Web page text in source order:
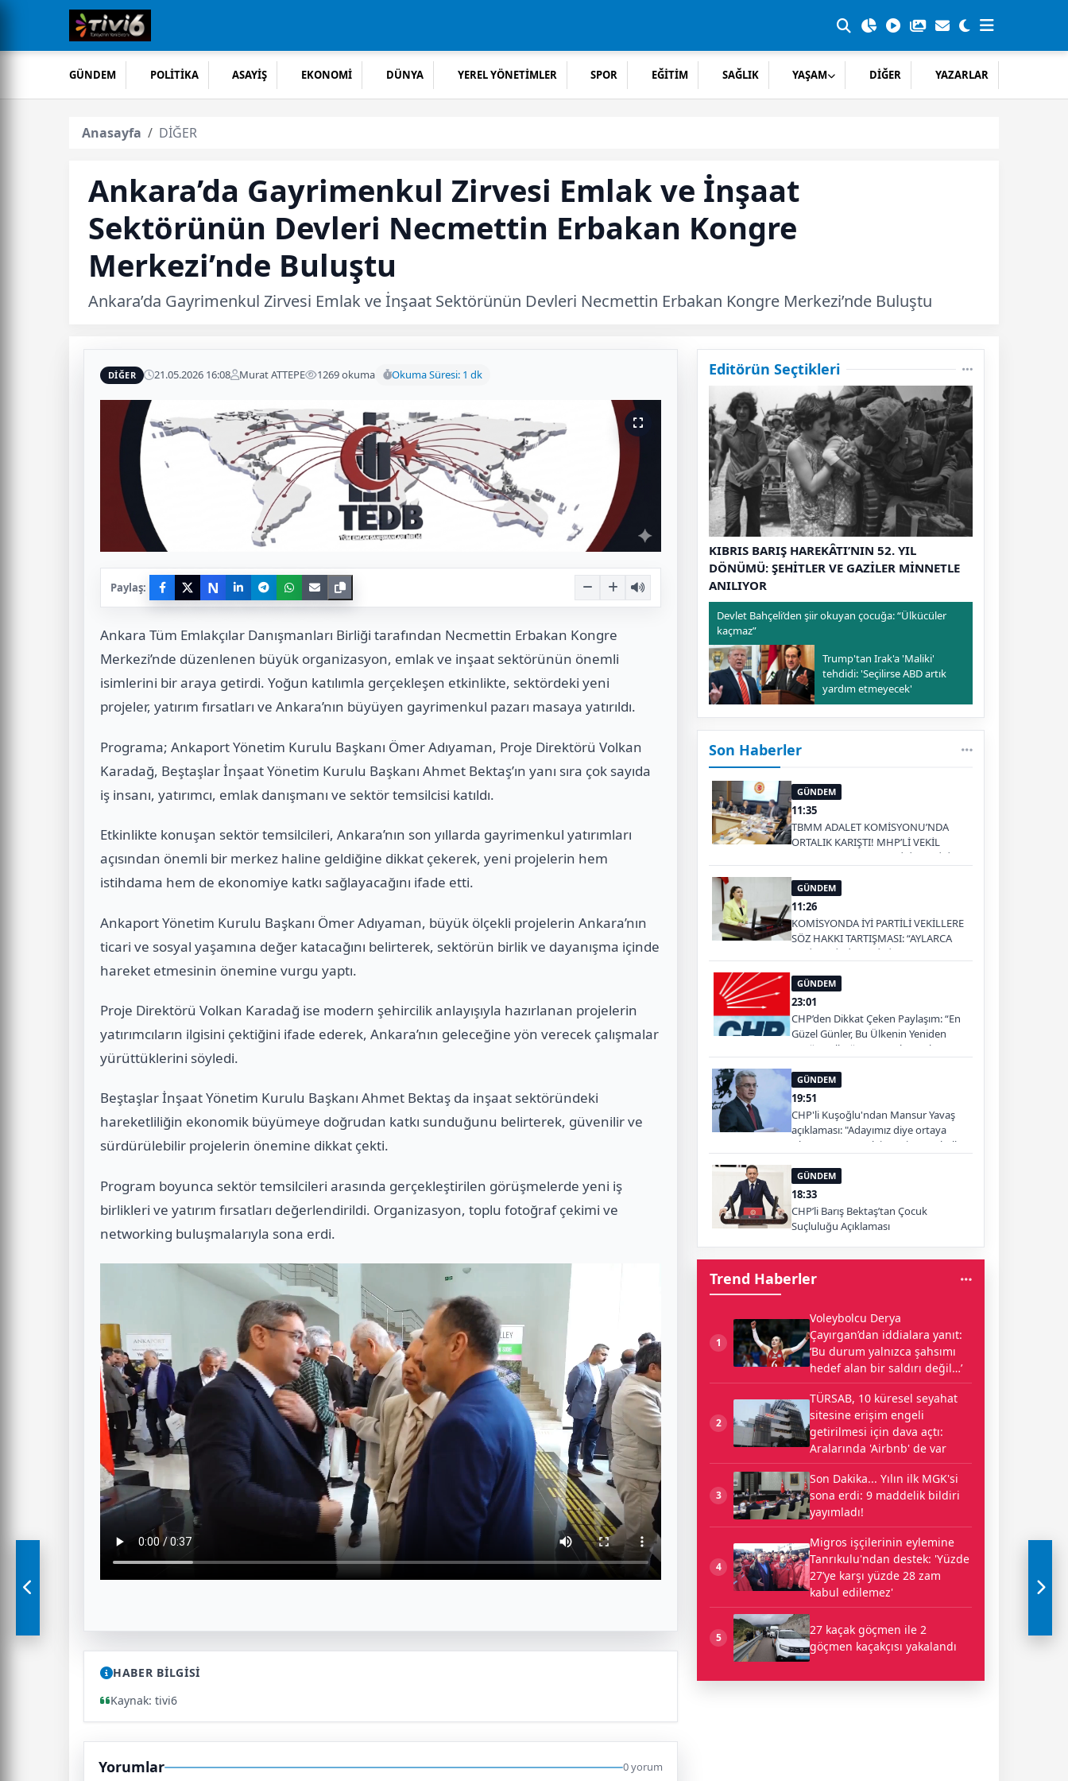
GÜNDEM POLİTİKA ASAYİŞ EKONOMİ DÜNYA YEREL YÖNETİMLER SPOR EĞİTİM SAĞLIK YAŞAM DİĞER YAZARLAR
Anasayfa DİĞER
Ankara’da Gayrimenkul Zirvesi Emlak ve İnşaat
Sektörünün Devleri Necmettin Erbakan Kongre
Merkezi’nde Buluştu
Ankara’da Gayrimenkul Zirvesi Emlak ve İnşaat Sektörünün Devleri Necmettin Erbakan Kongre Merkezi’nde Buluştu
DİĞER 21.05.2026 16:08 Murat ATTEPE 1269 okuma Okuma Süresi: 1 dk
Paylaş: N
Ankara Tüm Emlakçılar Danışmanları Birliği tarafından Necmettin Erbakan Kongre
Merkezi’nde düzenlenen büyük organizasyon, emlak ve inşaat sektörünün önemli
isimlerini bir araya getirdi. Yoğun katılımla gerçekleşen etkinlikte, sektördeki yeni
projeler, yatırım fırsatları ve Ankara’nın büyüyen gayrimenkul pazarı masaya yatırıldı.
Programa; Ankaport Yönetim Kurulu Başkanı Ömer Adıyaman, Proje Direktörü Volkan
Karadağ, Beştaşlar İnşaat Yönetim Kurulu Başkanı Ahmet Bektaş’ın yanı sıra çok sayıda
iş insanı, yatırımcı, emlak danışmanı ve sektör temsilcisi katıldı.
Etkinlikte konuşan sektör temsilcileri, Ankara’nın son yıllarda gayrimenkul yatırımları
açısından önemli bir merkez haline geldiğine dikkat çekerek, yeni projelerin hem
istihdama hem de ekonomiye katkı sağlayacağını ifade etti.
Ankaport Yönetim Kurulu Başkanı Ömer Adıyaman, büyük ölçekli projelerin Ankara’nın
ticari ve sosyal yaşamına değer katacağını belirterek, sektörün birlik ve dayanışma içinde
hareket etmesinin önemine vurgu yaptı.
Proje Direktörü Volkan Karadağ ise modern şehircilik anlayışıyla hazırlanan projelerin
yatırımcıların ilgisini çektiğini ifade ederek, Ankara’nın geleceğine yön verecek çalışmalar
yürüttüklerini söyledi.
Beştaşlar İnşaat Yönetim Kurulu Başkanı Ahmet Bektaş da inşaat sektöründeki
hareketliliğin ekonomik büyümeye doğrudan katkı sunduğunu belirterek, güvenilir ve
sürdürülebilir projelerin önemine dikkat çekti.
Program boyunca sektör temsilcileri arasında gerçekleştirilen görüşmelerde yeni iş
birlikleri ve yatırım fırsatları değerlendirildi. Organizasyon, toplu fotoğraf çekimi ve
networking buluşmalarıyla sona erdi.
HABER BİLGİSİ
Kaynak: tivi6
Yorumlar 0 yorum
Editörün Seçtikleri
KIBRIS BARIŞ HAREKÂTI’NIN 52. YIL
DÖNÜMÜ: ŞEHİTLER VE GAZİLER MİNNETLE
ANILIYOR
Devlet Bahçeli’den şiir okuyan çocuğa: “Ülkücüler
kaçmaz”
Trump'tan Irak'a 'Maliki'
tehdidi: 'Seçilirse ABD artık
yardım etmeyecek'
Son Haberler
GÜNDEM
11:35
TBMM ADALET KOMİSYONU’NDA
ORTALIK KARIŞTI! MHP’Lİ VEKİL
MASAYI YUMRUKLADI, İYİ PARTİLİ
GÜNDEM
11:26
KOMİSYONDA İYİ PARTİLİ VEKİLLERE
SÖZ HAKKI TARTIŞMASI: “AYLARCA
KATİLLERİ DİNLEDİNİZ YA!”
GÜNDEM
23:01
CHP’den Dikkat Çeken Paylaşım: “En
Güzel Günler, Bu Ülkenin Yeniden
Ayağa Kalktığı Gün Başlayacak”
GÜNDEM
19:51
CHP'li Kuşoğlu'ndan Mansur Yavaş
açıklaması: "Adayımız diye ortaya
çıkartıp yıpratmak istemiyoruz, halkın
GÜNDEM
18:33
CHP’li Barış Bektaş’tan Çocuk
Suçluluğu Açıklaması
Trend Haberler
1
Voleybolcu Derya
Çayırgan’dan iddialara yanıt:
‘Bu durum yalnızca şahsımı
hedef alan bir saldırı değil…’
2
TÜRSAB, 10 küresel seyahat
sitesine erişim engeli
getirilmesi için dava açtı:
Aralarında 'Airbnb' de var
3
Son Dakika... Yılın ilk MGK'si
sona erdi: 9 maddelik bildiri
yayımladı!
4
Migros işçilerinin eylemine
Tanrıkulu'ndan destek: 'Yüzde
27’ye karşı yüzde 28 zam
kabul edilemez'
5
27 kaçak göçmen ile 2
göçmen kaçakçısı yakalandı